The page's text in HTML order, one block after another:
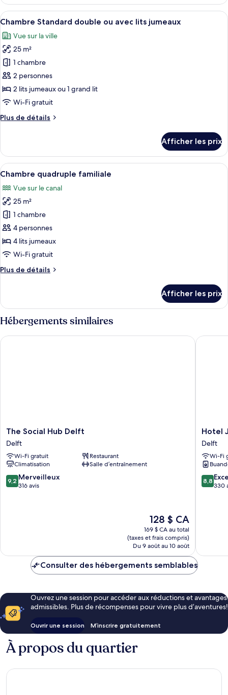
Standard
simple
Standard
Afficher
toutes
les
photos
pour
ce
type
de
chambre :
Chambre
ou
avec
lits
jumeaux
Une chambre d’hôtel avec un lit,
8
Chambre Standard double ou avec lits jumeaux
Vue sur la ville
25 m²
1 chambre
2 personnes
2 lits jumeaux ou 1 grand lit
Wi-Fi gratuit
Plus de détails
Plus
Chambre
Standard
double
avec
lits
jumeaux
Afficher les prix
Afficher
toutes
les
photos
pour
ce
type
de
chambre :
Chambre
Une chambre d’hôtel avec deux lits,
7
Chambre quadruple familiale
Vue sur le canal
25 m²
1 chambre
4 personnes
4 lits jumeaux
Wi-Fi gratuit
Plus de détails
Plus
Chambre
quadruple
familiale
Afficher les prix
Hébergements similaires
The
Social
Hub
Delft
Delft
The Social Hub Delft
Delft
Wi-Fi gratuit
Restaurant
Climatisation
Salle d’entraînement
9.2
sur
9,2 Merveilleux
316 avis
Le
prix
est
de
128 $ CA
128 $ CA
169 $ CA au total
(taxes et frais compris)
Du 9 août au 10 août
The Social Hub Delft
Hotel
Vermeer
Delft
Hotel
Delft
Wi-Fi
8.8
sur
8,8
330
Hotel
Consulter des hébergements semblables
Ouvrez une session pour accéder aux réductions et avantages
admissibles. Plus de récompenses pour vivre plus d’aventures!
Ouvrir une session M’inscrire gratuitement
À propos du quartier